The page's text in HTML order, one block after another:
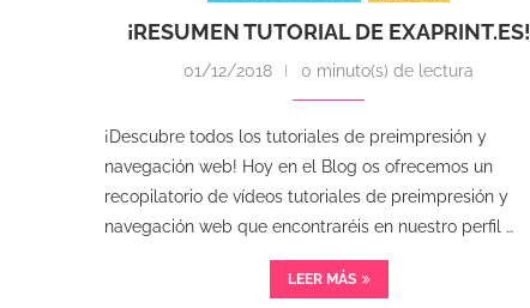
¡RESUMEN TUTORIAL DE EXAPRINT.ES!
01/12/2018 0 minuto(s) de lectura
¡Descubre todos los tutoriales de preimpresión y
navegación web! Hoy en el Blog os ofrecemos un
recopilatorio de vídeos tutoriales de preimpresión y
navegación web que encontraréis en nuestro perfil …
LEER MÁS